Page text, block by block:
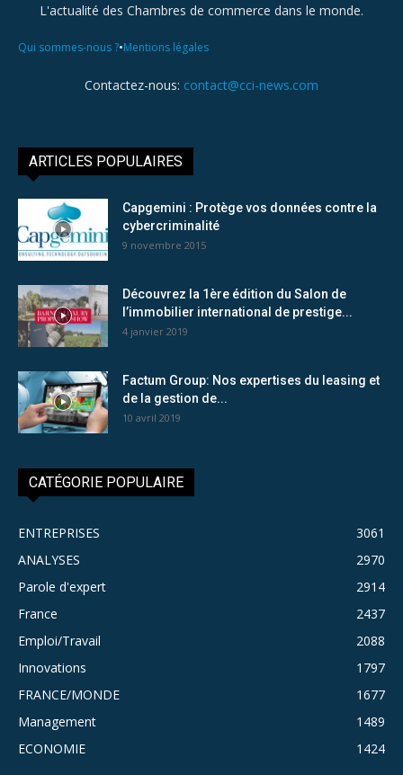
L'actualité des Chambres de commerce dans le monde.
Qui sommes-nous ?•Mentions légales
Contactez-nous: contact@cci-news.com
ARTICLES POPULAIRES
Capgemini : Protège vos données contre la
cybercriminalité
9 novembre 2015
Découvrez la 1ère édition du Salon de
l’immobilier international de prestige...
4 janvier 2019
Factum Group: Nos expertises du leasing et
de la gestion de...
10 avril 2019
CATÉGORIE POPULAIRE
ENTREPRISES
3061
ANALYSES
2970
Parole d'expert
2914
France
2437
Emploi/Travail
2088
Innovations
1797
FRANCE/MONDE
1677
Management
1489
ECONOMIE
1424